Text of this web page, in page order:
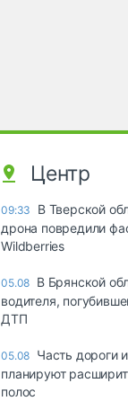
Центр
09:33
В Тверской
дрона повредили
Wildberries
05.08 В Брянской
водителя,
ДТП
05.08 Часть дороги
планируют
полос